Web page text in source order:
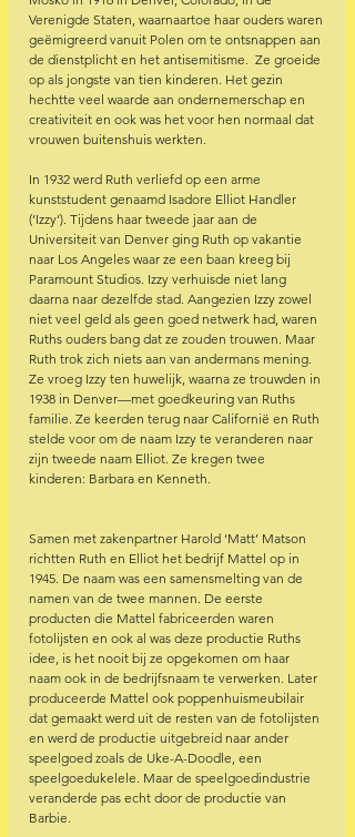
Verenigde Staten, waarnaartoe haar ouders waren
geëmigreerd vanuit Polen om te ontsnappen aan
de dienstplicht en het antisemitisme.  Ze groeide
op als jongste van tien kinderen. Het gezin
hechtte veel waarde aan ondernemerschap en
creativiteit en ook was het voor hen normaal dat
vrouwen buitenshuis werkten.
In 1932 werd Ruth verliefd op een arme
kunststudent genaamd Isadore Elliot Handler
(‘Izzy’). Tijdens haar tweede jaar aan de
Universiteit van Denver ging Ruth op vakantie
naar Los Angeles waar ze een baan kreeg bij
Paramount Studios. Izzy verhuisde niet lang
daarna naar dezelfde stad. Aangezien Izzy zowel
niet veel geld als geen goed netwerk had, waren
Ruths ouders bang dat ze zouden trouwen. Maar
Ruth trok zich niets aan van andermans mening.
Ze vroeg Izzy ten huwelijk, waarna ze trouwden in
1938 in Denver—met goedkeuring van Ruths
familie. Ze keerden terug naar Californië en Ruth
stelde voor om de naam Izzy te veranderen naar
zijn tweede naam Elliot. Ze kregen twee
kinderen: Barbara en Kenneth.
Samen met zakenpartner Harold ‘Matt’ Matson
richtten Ruth en Elliot het bedrijf Mattel op in
1945. De naam was een samensmelting van de
namen van de twee mannen. De eerste
producten die Mattel fabriceerden waren
fotolijsten en ook al was deze productie Ruths
idee, is het nooit bij ze opgekomen om haar
naam ook in de bedrijfsnaam te verwerken. Later
produceerde Mattel ook poppenhuismeubilair
dat gemaakt werd uit de resten van de fotolijsten
en werd de productie uitgebreid naar ander
speelgoed zoals de Uke-A-Doodle, een
speelgoedukelele. Maar de speelgoedindustrie
veranderde pas echt door de productie van
Barbie.